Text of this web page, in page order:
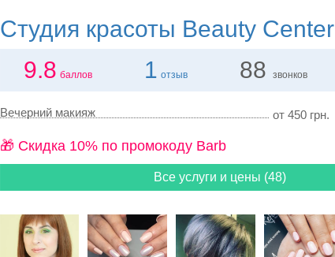
Студия красоты Beauty Center
9.8 баллов 1 отзыв 88звонков
Вечерний макияж от 450 грн.
🎁 Cкидка 10% по промокоду Barb
Все услуги и цены (48)